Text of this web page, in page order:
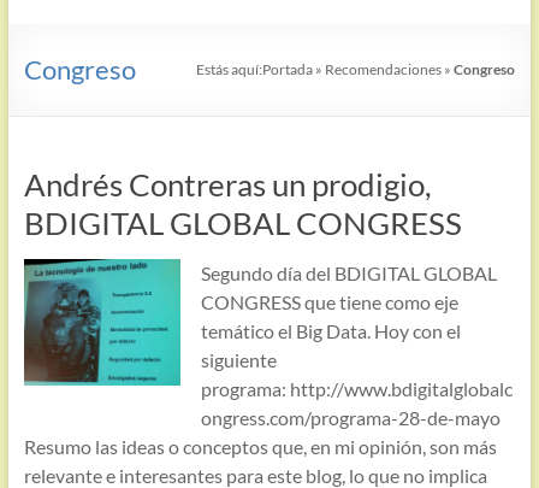
Congreso Estás aquí:Portada » Recomendaciones »Congreso
Andrés Contreras un prodigio,
BDIGITAL GLOBAL CONGRESS
Segundo día del BDIGITAL GLOBAL
CONGRESS que tiene como eje
temático el Big Data. Hoy con el
siguiente
programa: http://www.bdigitalglobalc
ongress.com/programa-28-de-mayo
Resumo las ideas o conceptos que, en mi opinión, son más
relevante e interesantes para este blog, lo que no implica